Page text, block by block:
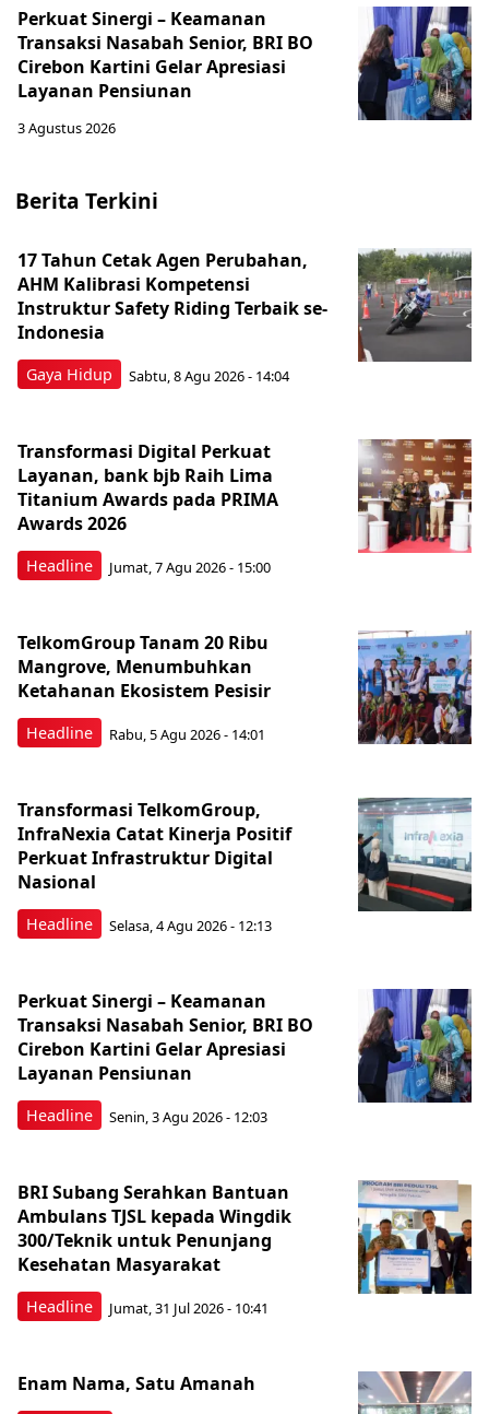
Perkuat Sinergi – Keamanan
Transaksi Nasabah Senior, BRI BO
Cirebon Kartini Gelar Apresiasi
Layanan Pensiunan
3 Agustus 2026
Berita Terkini
Gaya Hidup
17 Tahun Cetak Agen Perubahan,
AHM Kalibrasi Kompetensi
Instruktur Safety Riding Terbaik se-
Indonesia
Sabtu, 8 Agu 2026 - 14:04
Headline
Transformasi Digital Perkuat
Layanan, bank bjb Raih Lima
Titanium Awards pada PRIMA
Awards 2026
Jumat, 7 Agu 2026 - 15:00
Headline
TelkomGroup Tanam 20 Ribu
Mangrove, Menumbuhkan
Ketahanan Ekosistem Pesisir
Rabu, 5 Agu 2026 - 14:01
Headline
Transformasi TelkomGroup,
InfraNexia Catat Kinerja Positif
Perkuat Infrastruktur Digital
Nasional
Selasa, 4 Agu 2026 - 12:13
Headline
Perkuat Sinergi – Keamanan
Transaksi Nasabah Senior, BRI BO
Cirebon Kartini Gelar Apresiasi
Layanan Pensiunan
Senin, 3 Agu 2026 - 12:03
Headline
BRI Subang Serahkan Bantuan
Ambulans TJSL kepada Wingdik
300/Teknik untuk Penunjang
Kesehatan Masyarakat ​
Jumat, 31 Jul 2026 - 10:41
Enam Nama, Satu Amanah